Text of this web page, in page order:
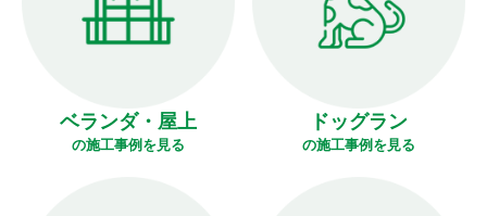
ベランダ・屋上
の施工事例を見る
ドッグラン
の施工事例を見る